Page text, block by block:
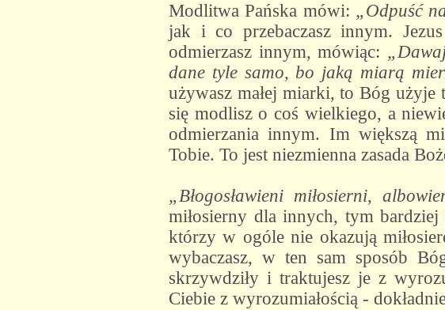
Modlitwa Pańska mówi: „Odpuść
jak i co przebaczasz innym.
odmierzasz innym, mówiąc:
dane tyle samo, bo jaką miarą
używasz małej miarki, to Bóg
się modlisz o coś wielkiego, a
odmierzania innym. Im większą
Tobie. To jest niezmienna zasada
„Błogosławieni miłosierni,
miłosierny dla innych, tym
którzy w ogóle nie okazują
wybaczasz, w ten sam sposób
skrzywdziły i traktujesz je z
Ciebie z wyrozumiałością -